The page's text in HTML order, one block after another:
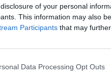
of your personal
This information may also
Participants that may
Data Processing Opt Outs
©United Airlines
avez apprécié l’article ?